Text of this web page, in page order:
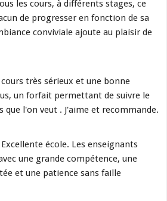
les cours, à différents stages, ce
de progresser en fonction de sa
conviviale ajoute au plaisir de
cours très sérieux et une bonne
un forfait permettant de suivre le
que l'on veut . J'aime et recommande.
Excellente école. Les enseignants
une grande compétence, une
et une patience sans faille